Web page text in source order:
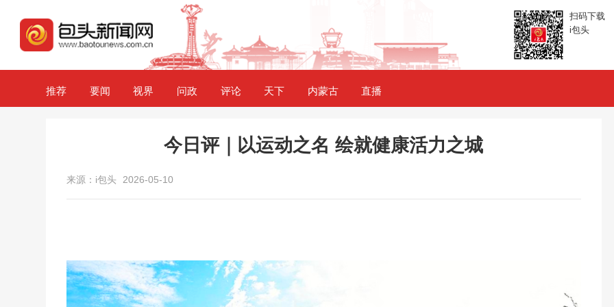
扫码下载
i包头
推荐 要闻 视界 问政 评论 天下 内蒙古 直播
今日评｜以运动之名 绘就健康活力之城
来源：i包头 2026-05-10